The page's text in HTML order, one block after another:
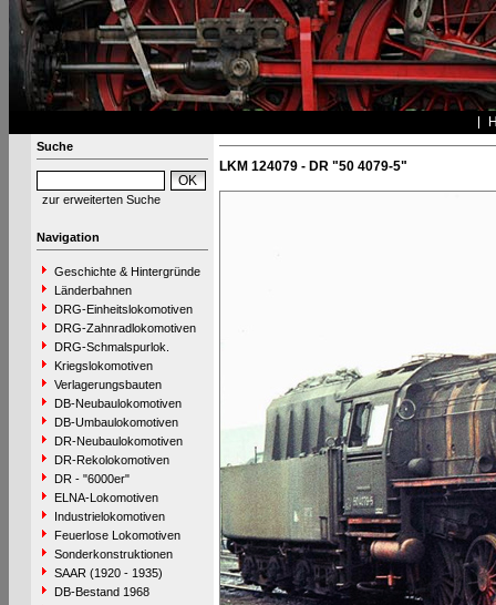
Suche
zur erweiterten Suche
Navigation
Geschichte & Hintergründe
Länderbahnen
DRG-Einheitslokomotiven
DRG-Zahnradlokomotiven
DRG-Schmalspurlok.
Kriegslokomotiven
Verlagerungsbauten
DB-Neubaulokomotiven
DB-Umbaulokomotiven
DR-Neubaulokomotiven
DR-Rekolokomotiven
DR - "6000er"
ELNA-Lokomotiven
Industrielokomotiven
Feuerlose Lokomotiven
Sonderkonstruktionen
SAAR (1920 - 1935)
DB-Bestand 1968
LKM 124079 - DR "50 4079-5"